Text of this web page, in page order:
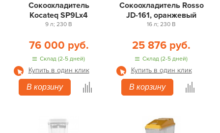
Сокоохладитель
Kocateq SP9Lx4
9 л; 230 В
76 000 руб.
Склад (2-5 дней)
Купить в один клик
В корзину
Сокоохладитель Rosso
JD-161, оранжевый
16 л; 230 В
25 876 руб.
Склад (2-5 дней)
Купить в один клик
В корзину